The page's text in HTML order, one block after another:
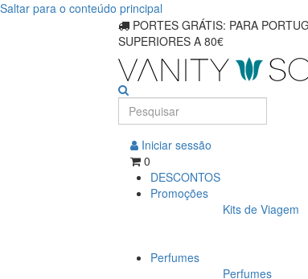
Saltar para o conteúdo principal
Cuidados
específicas
PORTES GRÁTIS: PARA
SUPERIORES A 80€
Iniciar sessão
0
DESCONTOS
Promoções
Kits de Viagem
Perfumes
Perfumes